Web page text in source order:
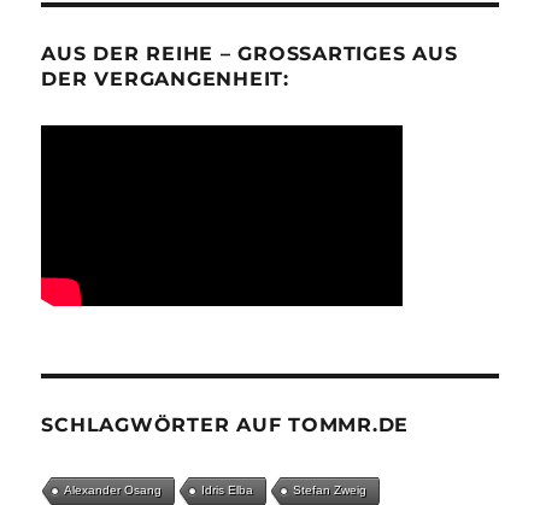
AUS DER REIHE – GROSSARTIGES AUS D
ER VERGANGENHEIT:
SCHLAGWÖRTER AUF TOMMR.DE
Alexander Osang Idris Elba Stefan Zweig